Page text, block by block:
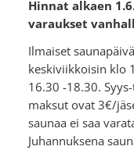
Hinnat alkaen
varaukset
Ilmaiset
keskiviikkoisin klo
16.30 -18.30.
maksut ovat 3€/
saunaa ei saa
Juhannuksena